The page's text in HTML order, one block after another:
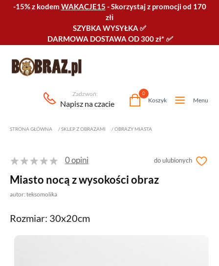
-15% z kodem WAKACJE15 -Skorzystaj z promocji od 170
złℹ️
SZYBKA WYSYŁKA ✅
DARMOWA DOSTAWA OD 300 zł* ✅
Zadzwoń:
Napisz na czacie Koszyk
0
Menu
STRONA GŁÓWNA /SKLEP Z OBRAZAMI /OBRAZY MIASTA
do ulubionych
0 opini
Miasto nocą z wysokości obraz
autor: teksomolika
Rozmiar: 30x20cm